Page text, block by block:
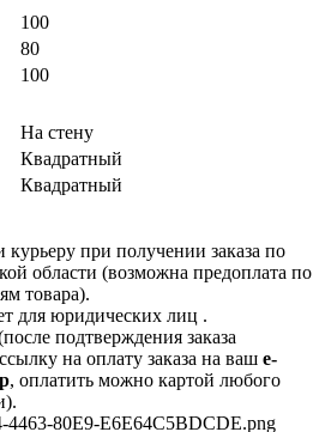
100
80
100
На стену
Квадратный
Квадратный
при получении заказа по
области (возможна предоплата по
товара).
для юридических лиц .
подтверждения заказа
на оплату заказа на ваш e-
, оплатить можно картой любого